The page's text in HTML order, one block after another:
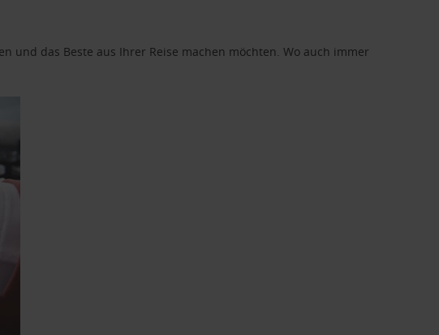
und das Beste aus Ihrer Reise machen möchten. Wo auch immer